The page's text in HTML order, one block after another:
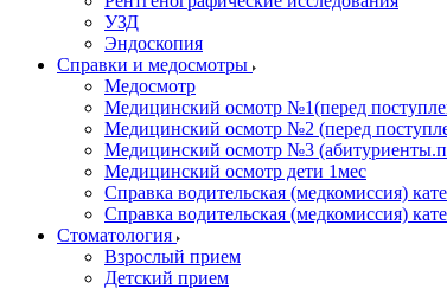
УЗД
Эндоскопия
Справки и медосмотры
Медосмотр
Медицинский осмотр №1(перед
Медицинский осмотр №2 (перед
Медицинский осмотр №3
Медицинский осмотр дети 1мес
Справка водительская (медкомиссия)
Справка водительская (медкомиссия)
Стоматология
Взрослый прием
Детский прием